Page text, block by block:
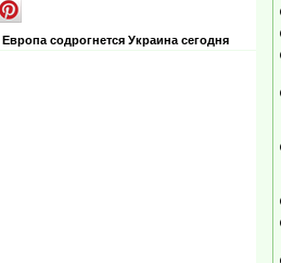
Европа содрогнется Украина сегодня